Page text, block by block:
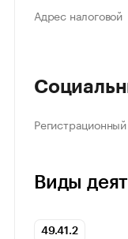
Адрес налоговой
Виды
49.41.2